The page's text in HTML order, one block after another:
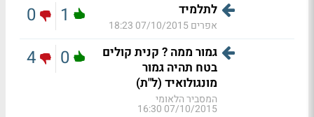
לתלמיד
אפרים07/10/2015 18:23
1
0
גמור ממה ? קנית קולים
בטח תהיה גמור
מונגולואיד (ל"ת)
המסביר הלאומי
07/10/2015 16:30
0
4